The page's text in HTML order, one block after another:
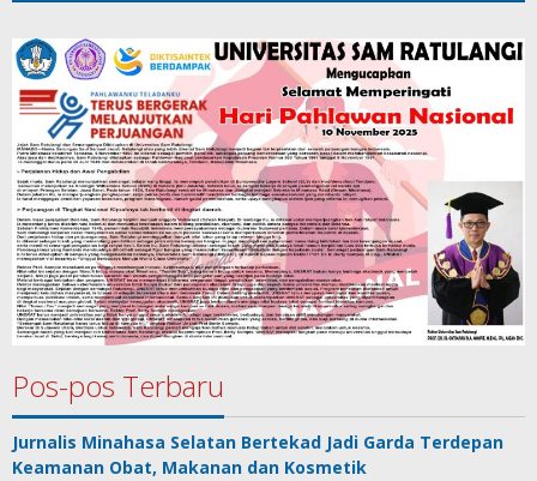
Pos-pos Terbaru
Jurnalis Minahasa Selatan Bertekad Jadi Garda Terdepan
Keamanan Obat, Makanan dan Kosmetik